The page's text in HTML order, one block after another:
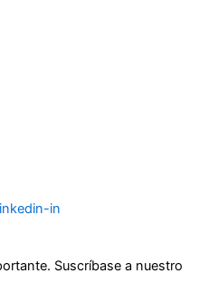
in
Suscríbase a nuestro